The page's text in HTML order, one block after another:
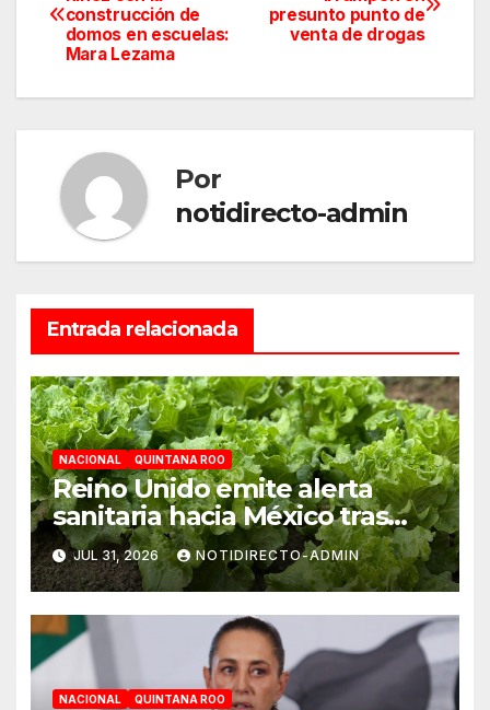
de
presunto punto de
venta de drogas
construcción de
domos en escuelas:
Mara Lezama
Por
notidirecto-admin
Entrada relacionada
NACIONAL QUINTANA ROO
Reino Unido emite alerta
sanitaria hacia México tras
aumento de cuadros de
diarrea explosiva en turistas
JUL 31, 2026 NOTIDIRECTO-ADMIN
NACIONAL QUINTANA ROO